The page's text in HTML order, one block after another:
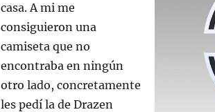
casa. A mi me
consiguieron una
camiseta que no
encontraba en ningún
otro lado, concretamente
les pedí la de Drazen